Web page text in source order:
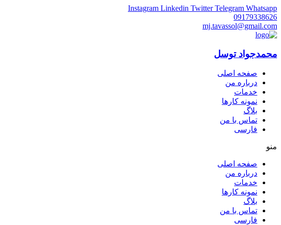
Instagram Linkedin Twitter Telegram Whatsapp
09179338626
mj.tavassol@gmail.com
محمدجواد توسل
صفحه اصلی
درباره من
خدمات
نمونه کارها
بلاگ
تماس با من
فارسی
منو
صفحه اصلی
درباره من
خدمات
نمونه کارها
بلاگ
تماس با من
فارسی